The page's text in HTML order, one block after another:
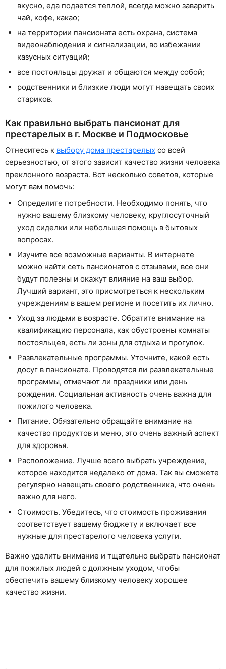
вкусно, еда подается теплой, всегда можно заварить
чай, кофе, какао;
на территории пансионата есть охрана, система
видеонаблюдения и сигнализации, во избежании
казусных ситуаций;
все постояльцы дружат и общаются между собой;
родственники и близкие люди могут навещать своих
стариков.
Как правильно выбрать пансионат для
престарелых в г. Москве и Подмосковье
Отнеситесь к выбору дома престарелых со всей
серьезностью, от этого зависит качество жизни человека
преклонного возраста. Вот несколько советов, которые
могут вам помочь:
Определите потребности. Необходимо понять, что
нужно вашему близкому человеку, круглосуточный
уход сиделки или небольшая помощь в бытовых
вопросах.
Изучите все возможные варианты. В интернете
можно найти сеть пансионатов с отзывами, все они
будут полезны и окажут влияние на ваш выбор.
Лучший вариант, это присмотреться к нескольким
учреждениям в вашем регионе и посетить их лично.
Уход за людьми в возрасте. Обратите внимание на
квалификацию персонала, как обустроены комнаты
постояльцев, есть ли зоны для отдыха и прогулок.
Развлекательные программы. Уточните, какой есть
досуг в пансионате. Проводятся ли развлекательные
программы, отмечают ли праздники или день
рождения. Социальная активность очень важна для
пожилого человека.
Питание. Обязательно обращайте внимание на
качество продуктов и меню, это очень важный аспект
для здоровья.
Расположение. Лучше всего выбрать учреждение,
которое находится недалеко от дома. Так вы сможете
регулярно навещать своего родственника, что очень
важно для него.
Стоимость. Убедитесь, что стоимость проживания
соответствует вашему бюджету и включает все
нужные для престарелого человека услуги.
Важно уделить внимание и тщательно выбрать пансионат
для пожилых людей с должным уходом, чтобы
обеспечить вашему близкому человеку хорошее
качество жизни.